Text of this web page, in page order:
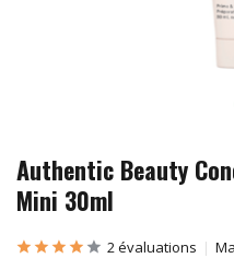
Authentic Beauty
Mini 30ml
2 évaluations